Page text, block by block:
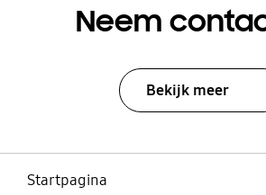
Neem
Bekijk meer
Startpagina